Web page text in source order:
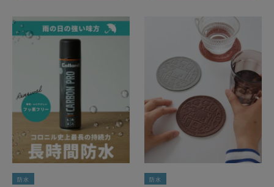
防水 防水